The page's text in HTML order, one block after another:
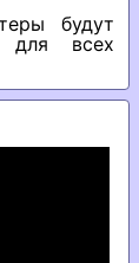
будут
для всех